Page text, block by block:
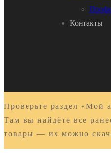
Контакты
Проверьте раздел «Мой
Там вы найдёте все
товары — их можно